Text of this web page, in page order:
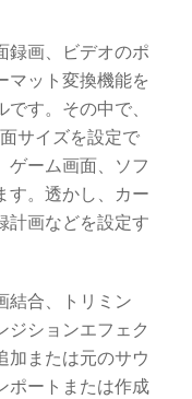
録画、ビデオのポ
マット変換機能を
す。その中で、
サイズを設定で
ゲーム画面、ソフ
す。透かし、カー
計画などを設定す
結合、トリミン
ジションエフェク
加または元のサウ
ポートまたは作成